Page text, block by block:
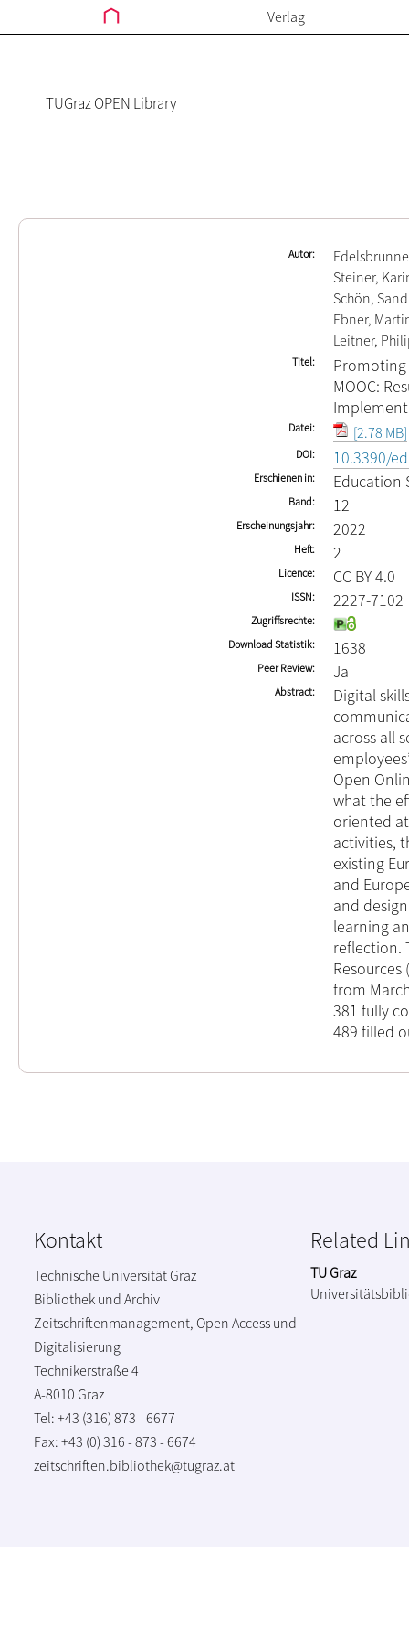
Verlag
TUGraz OPEN Library
Autor
Steiner,
Schön,
Ebner,
Leitner,
Titel
Promoting
MOOC:
Datei [2.78 MB]
DOI 10.3390/
Erschienen in Education
Band 12
Erscheinungsjahr 2022
Heft 2
Licence CC BY 4.0
ISSN 2227-7102
Zugriffsrechte
Download Statistik
1638
Peer Review Ja
Abstract
Digital
across all
Open
what the
oriented
activities,
existing
and
and
learning
reflection.
Resources
from
381 fully
489 filled
Kontakt
Technische Universität Graz
Bibliothek und Archiv
Zeitschriftenmanagement, Open Access und
Digitalisierung
Technikerstraße 4
A-8010 Graz
Tel: +43 (316) 873 - 6677
Fax: +43 (0) 316 - 873 - 6674
zeitschriften.bibliothek@tugraz.at
Related
TU Graz